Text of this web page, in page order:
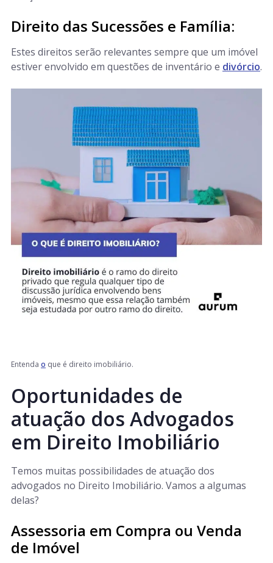
Direito das Sucessões e Família:
Estes direitos serão relevantes sempre que um imóvel
estiver envolvido em questões de inventário e divórcio.
Entenda o que é direito imobiliário.
Oportunidades de
atuação dos Advogados
em Direito Imobiliário
Temos muitas possibilidades de atuação dos
advogados no Direito Imobiliário. Vamos a algumas
delas?
Assessoria em Compra ou Venda
de Imóvel